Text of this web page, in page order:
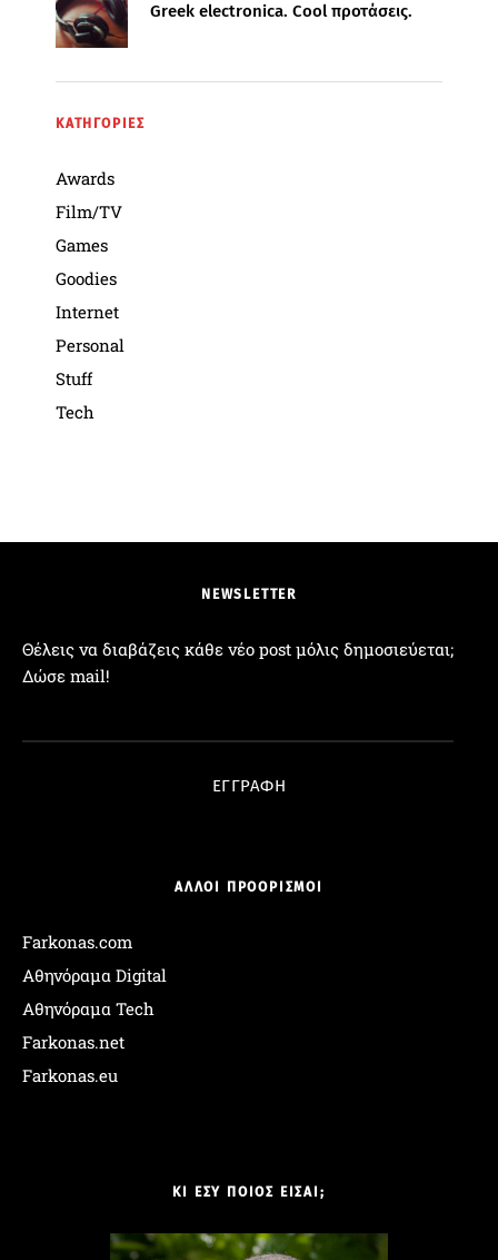
Greek electronica. Cool προτάσεις.
ΚΑΤΗΓΟΡΙΕΣ
Awards
Film/TV
Games
Goodies
Internet
Personal
Stuff
Tech
NEWSLETTER
Θέλεις να διαβάζεις κάθε νέο post μόλις δημοσιεύεται;
Δώσε mail!
ΕΓΓΡΑΦΗ
ΑΛΛΟΙ ΠΡΟΟΡΙΣΜΟΙ
Farkonas.com
Αθηνόραμα Digital
Αθηνόραμα Tech
Farkonas.net
Farkonas.eu
ΚΙ ΕΣΥ ΠΟΙΟΣ ΕΙΣΑΙ;